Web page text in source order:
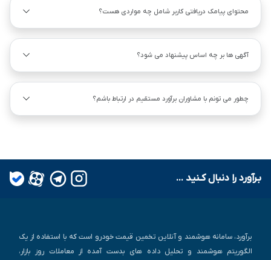
محتوای پیامک دریافتی کاربر شامل چه مواردی هست؟
آگهی ها بر چه اساس پیشنهاد می شود؟
چطور می تونم با مشاوران برآورد مستقیم در ارتباط باشم؟
بـرآورد را دنبال کـنید ...
برآورد، سامانه هوشمند و آنلاین تخمین قیمت خودرو است که با استفاده از یک
الگوریتم هوشمند و تحلیل داده های بدست آمده از معاملات روز بازار،